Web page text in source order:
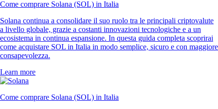
Come comprare Solana (SOL) in Italia
Solana continua a consolidare il suo ruolo tra le principali criptovalute
a livello globale, grazie a costanti innovazioni tecnologiche e a un
ecosistema in continua espansione. In questa guida completa scoprirai
come acquistare SOL in Italia in modo semplice, sicuro e con maggiore
consapevolezza.
Learn more
Come comprare Solana (SOL) in Italia